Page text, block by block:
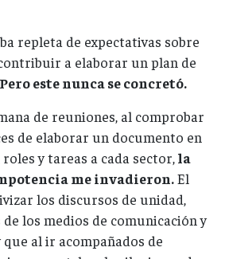
repleta de expectativas sobre
a elaborar un plan de
Pero este nunca se concretó.
de reuniones, al comprobar
de elaborar un documento en
y tareas a cada sector,la
me invadieron.El
los discursos de unidad,
los medios de comunicación y
que al ir acompañados de